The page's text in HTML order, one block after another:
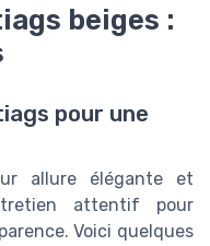
beiges :
pour une
allure élégante et
attentif pour
Voici quelques